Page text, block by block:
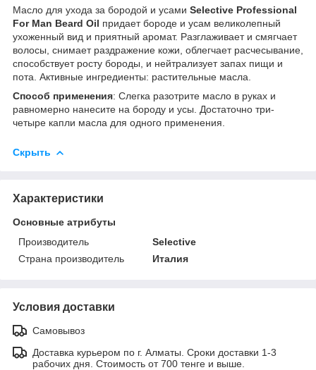
Масло для ухода за бородой и усами Selective Professional
For Man Beard Oil придает бороде и усам великолепный
ухоженный вид и приятный аромат. Разглаживает и смягчает
волосы, снимает раздражение кожи, облегчает расчесывание,
способствует росту бороды, и нейтрализует запах пищи и
пота. Активные ингредиенты: растительные масла.
Способ применения: Слегка разотрите масло в руках и
равномерно нанесите на бороду и усы. Достаточно три-
четыре капли масла для одного применения.
Скрыть
Характеристики
Основные атрибуты
Производитель
Selective
Страна производитель
Италия
Условия доставки
Самовывоз
Доставка курьером по г. Алматы. Сроки доставки 1-3
рабочих дня. Стоимость от 700 тенге и выше.